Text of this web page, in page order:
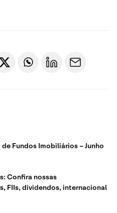
Fundos Imobiliários – Junho
Confira nossas
FIIs, dividendos, internacional